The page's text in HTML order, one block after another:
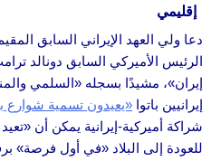
إقليمي
دعا ولي العهد الإيراني السابق
الرئيس الأميركي السابق دونالد
إيران»، مشيدًا بسجله «السلمي
إيرانيين باتوا «يعيدون تسمية شوارع
شراكة أميركية-إيرانية يمكن أن
للعودة إلى البلاد «في أول فرصة»